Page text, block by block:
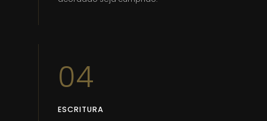
04
ESCRITURA